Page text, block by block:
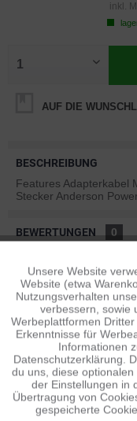
inkl.
AUF DIE
BESCHREIBUNG
Features Adapterkabel
Stecker Anderson Power
BEWERTUNGEN
0
ÄHNLICHE ARTIKEL
Diese Artikel sind dem
Persönliche
Funktionale
Tracking
Personalisierung
Service
Unsere Website
Website (etwa
Nutzungsverhalten
verbessern, sowie
Werbeplattformen
Erkenntnisse für
Informationen
Datenschutzerklärung.
du uns, diese
der Einstellungen in
Übertragung von
gespeicherte